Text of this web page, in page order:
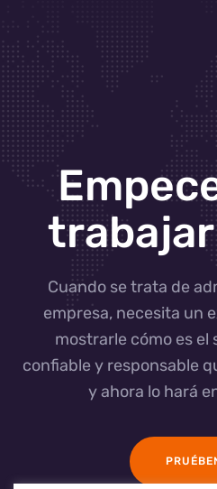
Cuando se trata de
empresa, necesita un
mostrarle cómo es
confiable y responsable
y ahora lo hará